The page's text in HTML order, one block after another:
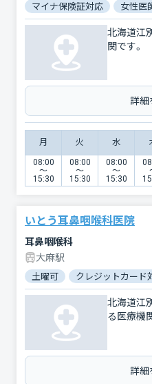
マイナ保険証対応 女性医
北海道江
関です。
詳細
月 火 水
08:00
〜
15:30
08:00
〜
15:30
08:00
〜
15:30
いとう耳鼻咽喉科医院
耳鼻咽喉科
大麻駅
土曜可 クレジットカード
北海道江
る医療機
詳細